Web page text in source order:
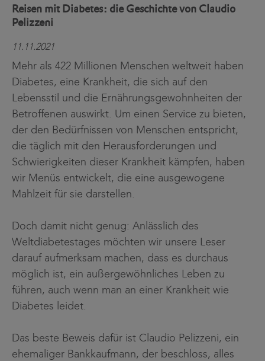
Reisen mit Diabetes: die Geschichte von Claudio
Pelizzeni
11.11.2021
Mehr als 422 Millionen Menschen weltweit haben
Diabetes, eine Krankheit, die sich auf den
Lebensstil und die Ernährungsgewohnheiten der
Betroffenen auswirkt. Um einen Service zu bieten,
der den Bedürfnissen von Menschen entspricht,
die täglich mit den Herausforderungen und
Schwierigkeiten dieser Krankheit kämpfen, haben
wir Menüs entwickelt, die eine ausgewogene
Mahlzeit für sie darstellen.
Doch damit nicht genug: Anlässlich des
Weltdiabetestages möchten wir unsere Leser
darauf aufmerksam machen, dass es durchaus
möglich ist, ein außergewöhnliches Leben zu
führen, auch wenn man an einer Krankheit wie
Diabetes leidet.
Das beste Beweis dafür ist Claudio Pelizzeni, ein
ehemaliger Bankkaufmann, der beschloss, alles